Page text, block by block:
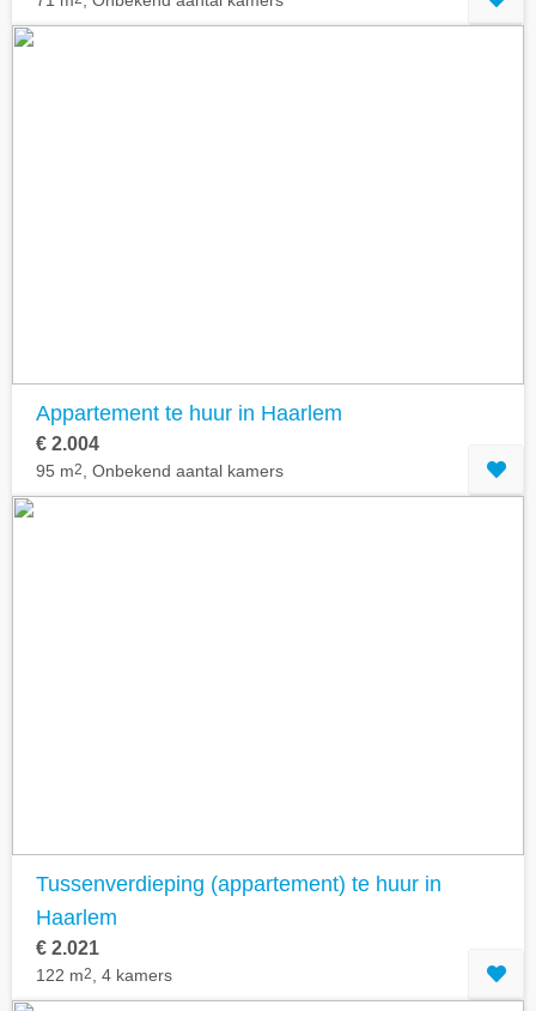
Appartement te huur in Haarlem
€ 2.004
95 m2 , Onbekend aantal kamers
Tussenverdieping (appartement) te huur in
Haarlem
€ 2.021
122 m2 , 4 kamers